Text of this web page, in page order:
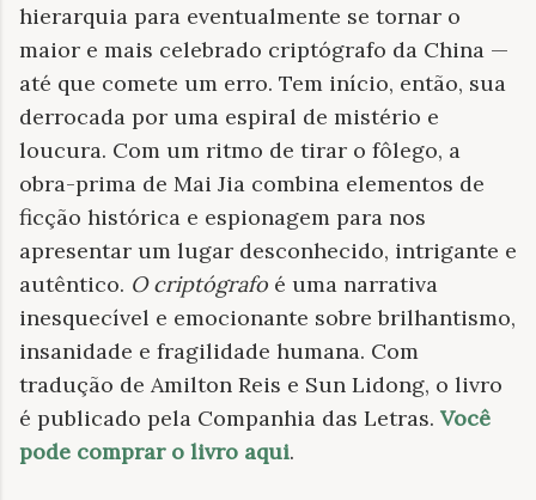
hierarquia para eventualmente se tornar o
maior e mais celebrado criptógrafo da China —
até que comete um erro. Tem início, então, sua
derrocada por uma espiral de mistério e
loucura. Com um ritmo de tirar o fôlego, a
obra-prima de Mai Jia combina elementos de
ficção histórica e espionagem para nos
apresentar um lugar desconhecido, intrigante e
autêntico. O criptógrafo é uma narrativa
inesquecível e emocionante sobre brilhantismo,
insanidade e fragilidade humana. Com
tradução de Amilton Reis e Sun Lidong, o livro
é publicado pela Companhia das Letras. Você
pode comprar o livro aqui.